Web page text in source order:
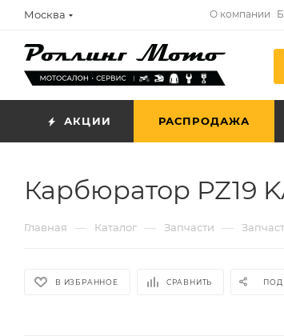
Москва О компании
АКЦИИ РАСПРОДАЖА
Карбюратор PZ19
Главная — Каталог — Запчасти —
В ИЗБРАННОЕ СРАВНИТЬ